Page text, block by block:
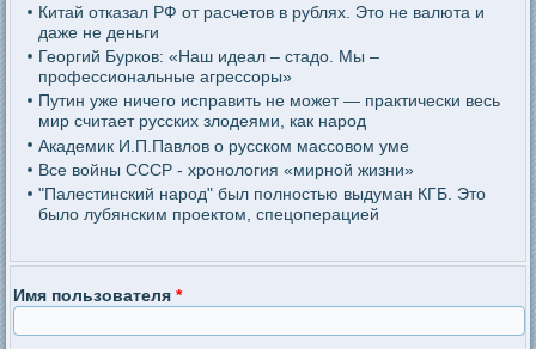
Китай отказал РФ от расчетов в рублях. Это не валюта и
даже не деньги
Георгий Бурков: «Наш идеал – стадо. Мы –
профессиональные агрессоры»
Путин уже ничего исправить не может — практически весь
мир считает русских злодеями, как народ
Академик И.П.Павлов о русском массовом уме
Все войны СССР - хронология «мирной жизни»
"Палестинский народ" был полностью выдуман КГБ. Это
было лубянским проектом, спецоперацией
Имя пользователя*